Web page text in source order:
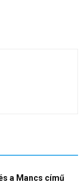
a Mancs című